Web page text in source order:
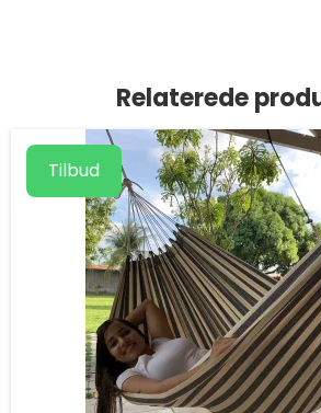
Relaterede
Tilbud